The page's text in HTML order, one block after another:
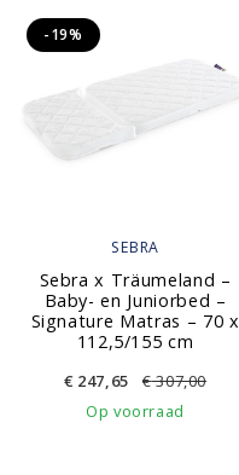
SEBRA
Sebra x Träumeland –
Baby- en Juniorbed –
Signature Matras – 70 x
112,5/155 cm
€ 247,65 €307,00
-19%
Op voorraad